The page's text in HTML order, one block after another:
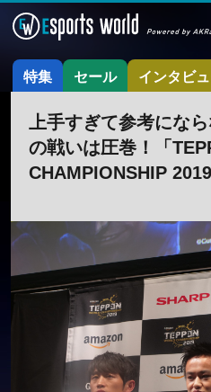
特集 セール インタビ
上手すぎて参考にな
の戦いは圧巻！「
CHAMPIONSHIP